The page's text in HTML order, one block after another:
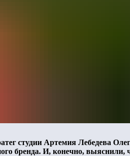
студии Артемия Лебедева
бренда. И, конечно,